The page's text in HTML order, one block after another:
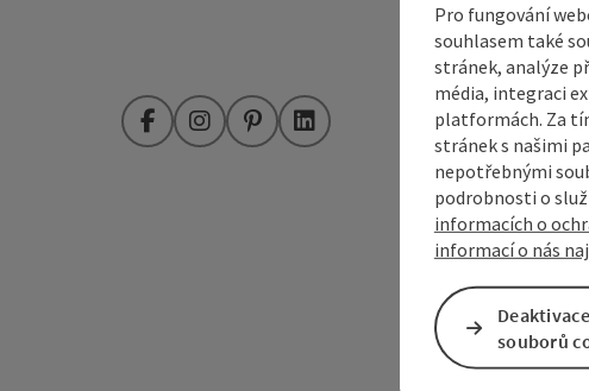
FacebookInstagramPinterestLinkedIn
Pro fungování
souhlasem také
stránek, analýze
média, integraci
platformách. Za
stránek s našimi
nepotřebnými
podrobnosti o
informacích o
informací o nás
souborů